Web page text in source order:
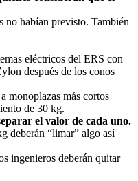
no habían previsto. También
eléctricos del ERS con
después de los conos
monoplazas más cortos
de 30 kg.
el valor de cada uno.
deberán “limar” algo así
ingenieros deberán quitar